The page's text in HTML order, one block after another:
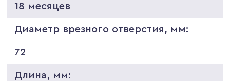
18 месяцев
Диаметр врезного отверстия, мм:
72
Длина, мм: